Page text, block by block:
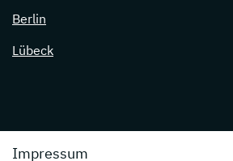
Berlin
Lübeck
Impressum